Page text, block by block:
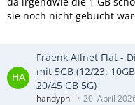
sie noch nicht gebucht
Fraenk Allnet Flat -
mit 5GB (12/23:
20/45 GB 5G)
handyphil 20. April